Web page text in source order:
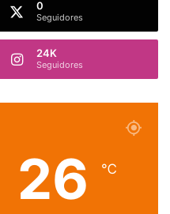
0
Seguidores
24K
Seguidores
26 ℃